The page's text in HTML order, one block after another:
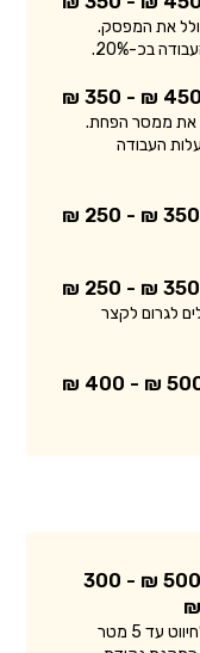
את המפסק.
בכ-20%.
450 ₪ - 350 ₪
את ממסר הפחת.
העבודה
350 ₪ - 250 ₪
350 ₪ - 250 ₪
לגרום לקצר
500 ₪ -
500 ₪ - 300
₪
המחיר מתייחס לנקודת חשמל חד פאזית ולחיווט עד 5 מטר